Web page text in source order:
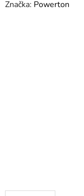
hodnocení
Značka: Powerton